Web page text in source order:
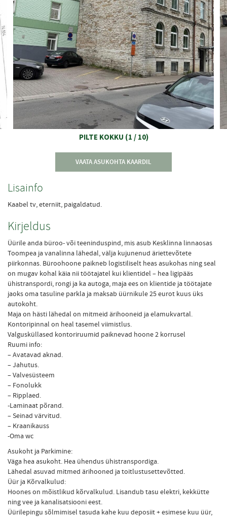
PILTE KOKKU (1 / 10)
VAATA ASUKOHTA KAARDIL
Lisainfo
Kaabel tv, eterniit, paigaldatud.
Kirjeldus
Üürile anda büroo- või teeninduspind, mis asub Kesklinna linnaosas
Toompea ja vanalinna lähedal, välja kujunenud äriettevõtete
piirkonnas. Büroohoone paikneb logistiliselt heas asukohas ning seal
on mugav kohal käia nii töötajatel kui klientidel – hea ligipääs
ühistranspordi, rongi ja ka autoga, maja ees on klientide ja töötajate
jaoks oma tasuline parkla ja maksab üürnikule 25 eurot kuus üks
autokoht.
Maja on hästi lähedal on mitmeid ärihooneid ja elamukvartal.
Kontoripinnal on heal tasemel viimistlus.
Valgusküllased kontoriruumid paiknevad hoone 2 korrusel
Ruumi info:
– Avatavad aknad.
– Jahutus.
– Valvesüsteem
– Fonolukk
– Ripplaed.
-Laminaat põrand.
– Seinad värvitud.
– Kraanikauss
-Oma wc
Asukoht ja Parkimine:
Väga hea asukoht. Hea ühendus ühistranspordiga.
Lähedal asuvad mitmed ärihooned ja toitlustusettevõtted.
Üür ja Kõrvalkulud:
Hoones on mõistlikud kõrvalkulud. Lisandub tasu elektri, kekkütte
ning vee ja kanalisatsiooni eest.
Üürilepingu sõlmimisel tasuda kahe kuu deposiit + esimese kuu üür,